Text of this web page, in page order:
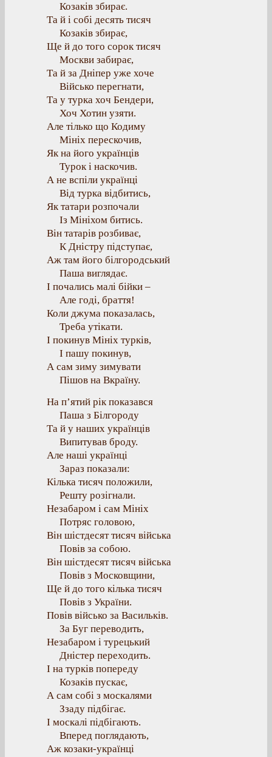
Козаків збирає.
Та й і собі десять тисяч
Козаків збирає,
Ще й до того сорок тисяч
Москви забирає,
Та й за Дніпер уже хоче
Військо перегнати,
Та у турка хоч Бендери,
Хоч Хотин узяти.
Але тілько що Кодиму
Мініх перескочив,
Як на його українців
Турок і наскочив.
А не вспіли українці
Від турка відбитись,
Як татари розпочали
Із Мініхом битись.
Він татарів розбиває,
К Дністру підступає,
Аж там його білгородський
Паша виглядає.
І почались малі бійки –
Але годі, браття!
Коли джума показалась,
Треба утікати.
І покинув Мініх турків,
І пашу покинув,
А сам зиму зимувати
Пішов на Вкраїну.
На п’ятий рік показався
Паша з Білгороду
Та й у наших українців
Випитував броду.
Але наші українці
Зараз показали:
Кілька тисяч положили,
Решту розігнали.
Незабаром і сам Мініх
Потряс головою,
Він шістдесят тисяч війська
Повів за собою.
Він шістдесят тисяч війська
Повів з Московщини,
Ще й до того кілька тисяч
Повів з України.
Повів військо за Васильків.
За Буг переводить,
Незабаром і турецький
Дністер переходить.
І на турків попереду
Козаків пускає,
А сам собі з москалями
Ззаду підбігає.
І москалі підбігають.
Вперед поглядають,
Аж козаки-українці